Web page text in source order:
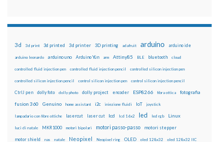
3d 3d print 3d printed 3d printer 3D printing adafruit arduino arduino ide
arduino leonardo arduino uno Arduino Yún arm Attiny85 BLE bluetooth cloud
controlled fluid injection pen controlled fluid injection pencil controlled silicon injection pen
controlled silicon injection pencil control silicon injection pen control silicon injection pencil
CtrlJ pen dolly foto dolly photo dolly project encoder ESP8266 fibra ottica fotografia
fusion 360 Genuino home assistant i2c iniezione fluidi IoT joystick
lampadario con fibre ottiche lasercut laser cut lcd lcd 16x2 led led rgb Linux
luci di natale MKR1000 motori bipolari motori passo-passo motori stepper
motor shield nas natale Neopixel Neopixel ring OLED oled 128x32 oled 128x32 IIC